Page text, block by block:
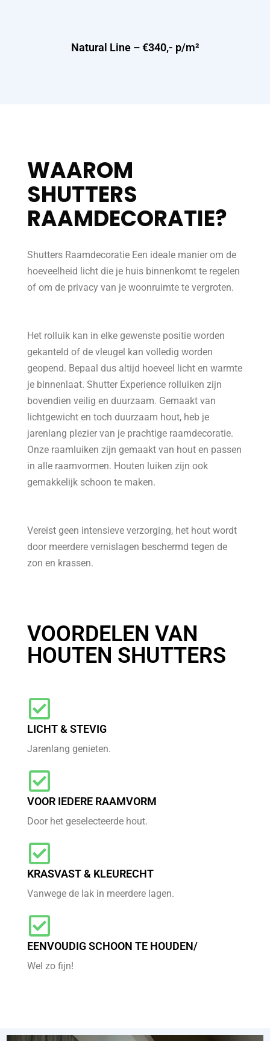
Natural Line – €340,- p/m²
WAAROM
SHUTTERS
RAAMDECORATIE?
Shutters Raamdecoratie Een ideale manier om de
hoeveelheid licht die je huis binnenkomt te regelen
of om de privacy van je woonruimte te vergroten.
Het rolluik kan in elke gewenste positie worden
gekanteld of de vleugel kan volledig worden
geopend. Bepaal dus altijd hoeveel licht en warmte
je binnenlaat. Shutter Experience rolluiken zijn
bovendien veilig en duurzaam. Gemaakt van
lichtgewicht en toch duurzaam hout, heb je
jarenlang plezier van je prachtige raamdecoratie.
Onze raamluiken zijn gemaakt van hout en passen
in alle raamvormen. Houten luiken zijn ook
gemakkelijk schoon te maken.
Vereist geen intensieve verzorging, het hout wordt
door meerdere vernislagen beschermd tegen de
zon en krassen.
VOORDELEN VAN
HOUTEN SHUTTERS
LICHT & STEVIG
Jarenlang genieten.
VOOR IEDERE RAAMVORM
Door het geselecteerde hout.
KRASVAST & KLEURECHT
Vanwege de lak in meerdere lagen.
EENVOUDIG SCHOON TE HOUDEN/
Wel zo fijn!